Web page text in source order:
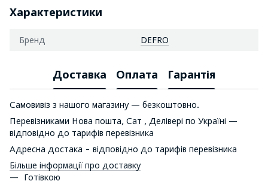
Характеристики
Бренд DEFRO
Доставка Оплата Гарантія
Самовивіз з нашого магазину — безкоштовно.
Перевізниками Нова пошта, Сат , Делівері по Україні —
відповідно до тарифів перевізника
Адресна достака - відповідно до тарифів перевізника
Більше інформації про доставку
Готівкою